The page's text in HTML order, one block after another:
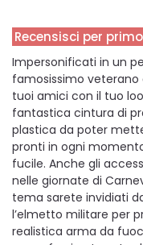
Recensisci per
Impersonificati in un
famosissimo veterano
tuoi amici con il tuo
fantastica cintura di
plastica da poter
pronti in ogni
fucile. Anche gli
nelle giornate di
tema sarete invidiati
l’elmetto militare per
realistica arma da